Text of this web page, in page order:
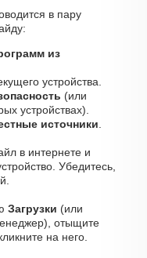
в пару
из
устройства.
(или
устройствах).
источники
в интернете и
Убедитесь,
Загрузки (или
отыщите
на него.